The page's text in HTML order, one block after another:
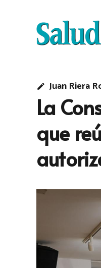
edit Juan Riera
La
que